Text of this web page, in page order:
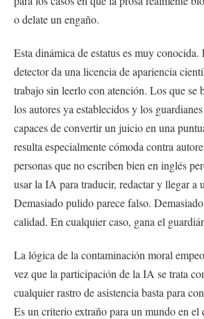
o delate un engaño.
Esta dinámica de estatus es muy
detector da una licencia de apariencia
trabajo sin leerlo con atención. Los que se
los autores ya establecidos y los
capaces de convertir un juicio en una
resulta especialmente cómoda contra
personas que no escriben bien en inglés
usar la IA para traducir, redactar y llegar a
Demasiado pulido parece falso.
calidad. En cualquier caso, gana el
La lógica de la contaminación moral
vez que la participación de la IA se trata
cualquier rastro de asistencia basta para
Es un criterio extraño para un mundo en el